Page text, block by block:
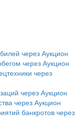
через Аукцион
через Аукцион
через
через Аукцион
через Аукцион
банкротов через